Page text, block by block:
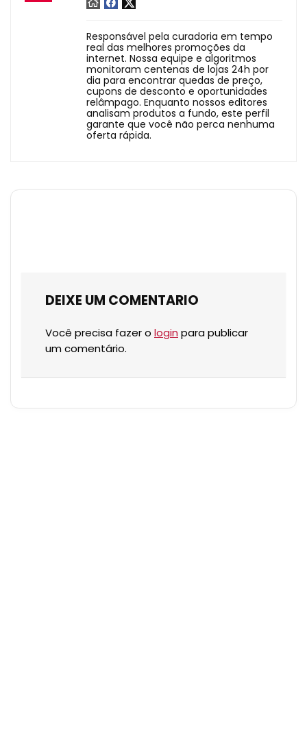
Responsável pela curadoria em tempo
real das melhores promoções da
internet. Nossa equipe e algoritmos
monitoram centenas de lojas 24h por
dia para encontrar quedas de preço,
cupons de desconto e oportunidades
relâmpago. Enquanto nossos editores
analisam produtos a fundo, este perfil
garante que você não perca nenhuma
oferta rápida.
DEIXE UM COMENTARIO
Você precisa fazer o login para publicar
um comentário.